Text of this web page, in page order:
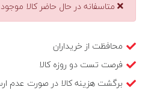
متاسفانه در حال حاضر کالا
محافظت از خریداران
فرصت تست دو روزه کالا
برگشت هزینه کالا در صورت عدم